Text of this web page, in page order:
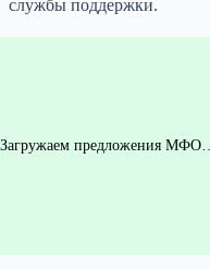
службы поддержки.
Загружаем предложения МФО…